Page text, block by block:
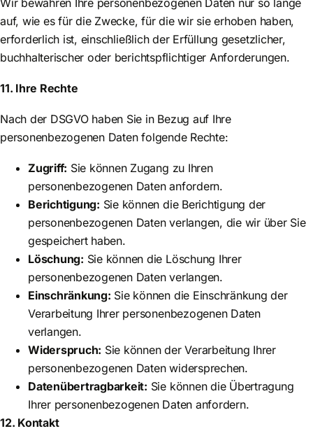
Wir bewahren Ihre personenbezogenen Daten nur so lange
auf, wie es für die Zwecke, für die wir sie erhoben haben,
erforderlich ist, einschließlich der Erfüllung gesetzlicher,
buchhalterischer oder berichtspflichtiger Anforderungen.
11. Ihre Rechte
Nach der DSGVO haben Sie in Bezug auf Ihre
personenbezogenen Daten folgende Rechte:
Zugriff: Sie können Zugang zu Ihren
personenbezogenen Daten anfordern.
Berichtigung: Sie können die Berichtigung der
personenbezogenen Daten verlangen, die wir über Sie
gespeichert haben.
Löschung: Sie können die Löschung Ihrer
personenbezogenen Daten verlangen.
Einschränkung: Sie können die Einschränkung der
Verarbeitung Ihrer personenbezogenen Daten
verlangen.
Widerspruch: Sie können der Verarbeitung Ihrer
personenbezogenen Daten widersprechen.
Datenübertragbarkeit: Sie können die Übertragung
Ihrer personenbezogenen Daten anfordern.
12. Kontakt